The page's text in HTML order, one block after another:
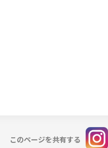
このページを共有する